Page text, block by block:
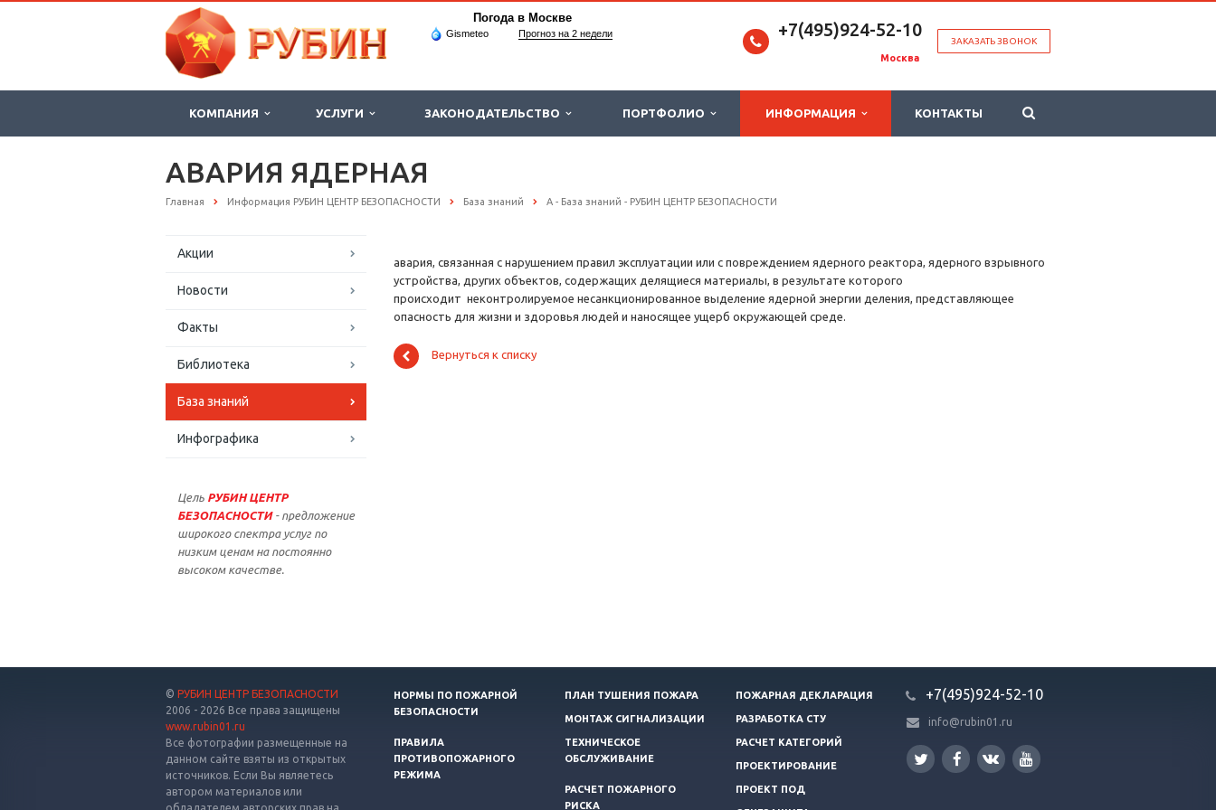
Погода в Москве
Gismeteo Прогноз на 2 недели
ЗАКАЗАТЬ ЗВОНОК
+7(495)924-52-10
Москва
КОМПАНИЯ УСЛУГИ ЗАКОНОДАТЕЛЬСТВО ПОРТФОЛИО ИНФОРМАЦИЯ КОНТАКТЫ
АВАРИЯ ЯДЕРНАЯ
Главная Информация РУБИН ЦЕНТР БЕЗОПАСНОСТИ База знаний А - База знаний - РУБИН ЦЕНТР БЕЗОПАСНОСТИ
Акции
Новости
Факты
Библиотека
База знаний
Инфографика
Цель РУБИН ЦЕНТР
БЕЗОПАСНОСТИ - предложение
широкого спектра услуг по
низким ценам на постоянно
высоком качестве.
авария, связанная с нарушением правил эксплуатации или с повреждением ядерного реактора, ядерного взрывного
устройства, других объектов, содержащих делящиеся материалы, в результате которого
происходит неконтролируемое несанкционированное выделение ядерной энергии деления, представляющее
опасность для жизни и здоровья людей и наносящее ущерб окружающей среде.
Вернуться к списку
© РУБИН ЦЕНТР БЕЗОПАСНОСТИ
2006 - 2026 Все права защищены
www.rubin01.ru
Все фотографии размещенные на
данном сайте взяты из открытых
источников. Если Вы являетесь
автором материалов или
НОРМЫ ПО ПОЖАРНОЙ
БЕЗОПАСНОСТИ
ПЛАН ТУШЕНИЯ ПОЖАРА ПОЖАРНАЯ ДЕКЛАРАЦИЯ
МОНТАЖ СИГНАЛИЗАЦИИ РАЗРАБОТКА СТУ
ПРАВИЛА
ПРОТИВОПОЖАРНОГО
РЕЖИМА
ТЕХНИЧЕСКОЕ
ОБСЛУЖИВАНИЕ
РАСЧЕТ КАТЕГОРИЙ
ПРОЕКТИРОВАНИЕ
РАСЧЕТ ПОЖАРНОГО
РИСКА
ПРОЕКТ ПОД
+7(495)924-52-10
info@rubin01.ru